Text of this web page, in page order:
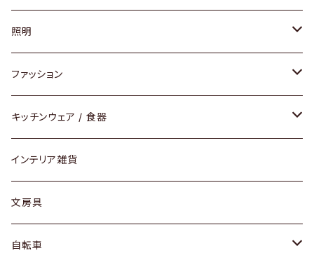
ソファ / ベンチ
チェア / スツール
ダイニングセット / ダイニングテーブル
ローテーブル / サイドテーブル
デスク / コンソール
ドレッサー
照明
ペンダントライト
テーブルランプ / デスクスタンド
フロアライト
ファッション
アクセサリー
リング
ピアス / イヤリング
財布
バッグ
アウター
キッチンウェア / 食器
グラス / タンブラー
カップ / マグ
プレート / ボウル
インテリア雑貨
文房具
自転車